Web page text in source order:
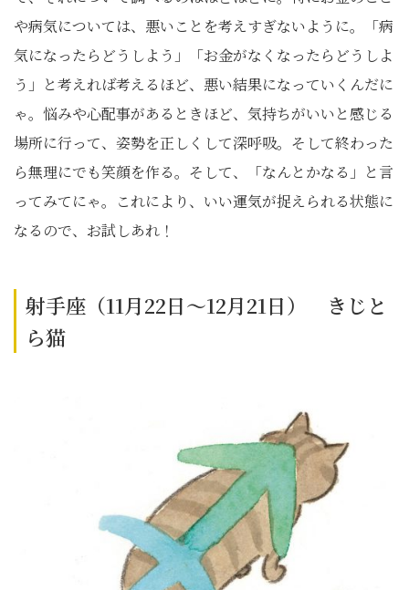
や病気については、悪いことを考えすぎないように。「病
気になったらどうしよう」「お金がなくなったらどうしよ
う」と考えれば考えるほど、悪い結果になっていくんだに
ゃ。悩みや心配事があるときほど、気持ちがいいと感じる
場所に行って、姿勢を正しくして深呼吸。そして終わった
ら無理にでも笑顔を作る。そして、「なんとかなる」と言
ってみてにゃ。これにより、いい運気が捉えられる状態に
なるので、お試しあれ！
射手座（11月22日～12月21日） きじと
ら猫